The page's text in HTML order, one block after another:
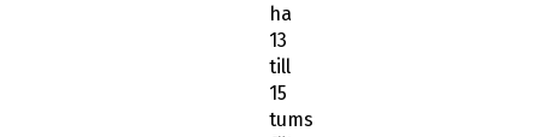
ha
13
till
15
tums